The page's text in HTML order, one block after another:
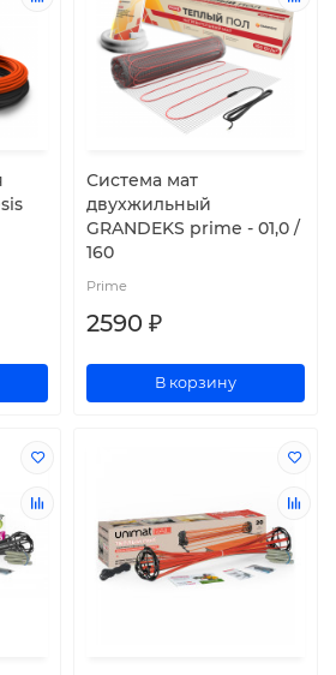
Система мат
двухжильный
GRANDEKS prime - 01,0 /
160
Prime
2590 ₽
В корзину